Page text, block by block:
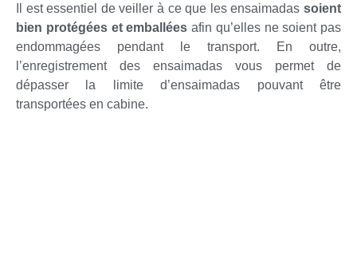
Il est essentiel de veiller à ce que les ensaimadas soient
bien protégées et emballées afin qu’elles ne soient pas
endommagées pendant le transport. En outre,
l’enregistrement des ensaimadas vous permet de
dépasser la limite d’ensaimadas pouvant être
transportées en cabine.